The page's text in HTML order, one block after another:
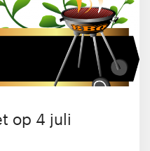
op 4 juli